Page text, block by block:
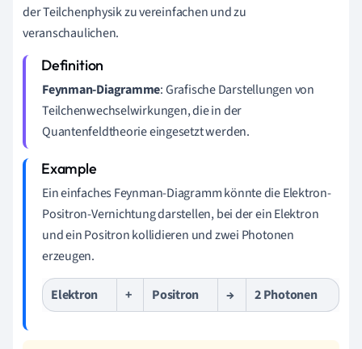
der Teilchenphysik zu vereinfachen und zu
veranschaulichen.
Feynman-Diagramme: Grafische Darstellungen von
Teilchenwechselwirkungen, die in der
Quantenfeldtheorie eingesetzt werden.
Ein einfaches Feynman-Diagramm könnte die Elektron-
Positron-Vernichtung darstellen, bei der ein Elektron
und ein Positron kollidieren und zwei Photonen
erzeugen.
Elektron + Positron → 2 Photonen